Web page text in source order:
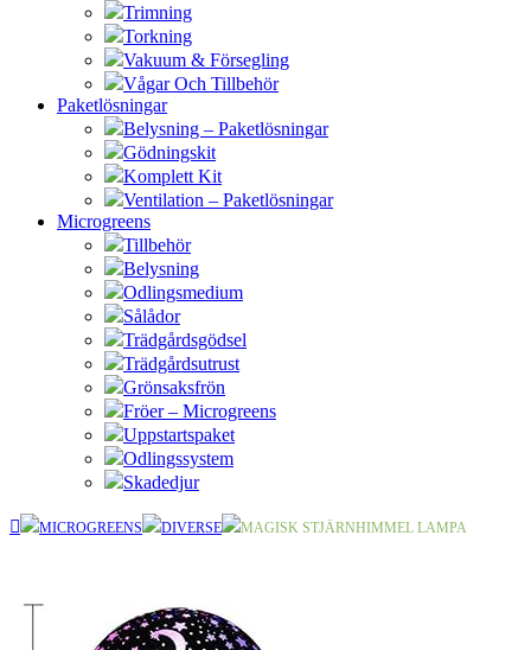
Trimning
Torkning
Vakuum & Försegling
Vågar Och Tillbehör
Paketlösningar
Belysning – Paketlösningar
Gödningskit
Komplett Kit
Ventilation – Paketlösningar
Microgreens
Tillbehör
Belysning
Odlingsmedium
Sålådor
Trädgårdsgödsel
Trädgårdsutrust
Grönsaksfrön
Fröer – Microgreens
Uppstartspaket
Odlingssystem
Skadedjur
MICROGREENS DIVERSE MAGISK STJÄRNHIMMEL LAMPA